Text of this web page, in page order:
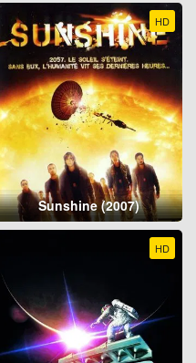
HD
Sunshine (2007)
HD